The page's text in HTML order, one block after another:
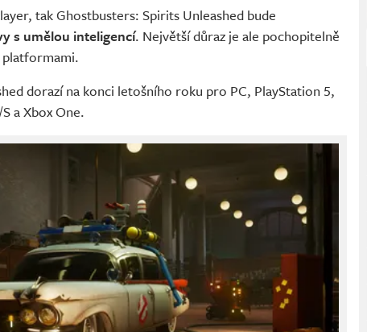
tak Ghostbusters: Spirits Unleashed bude
s umělou inteligencí. Největší důraz je ale pochopitelně
platformami.
dorazí na konci letošního roku pro PC, PlayStation 5,
a Xbox One.